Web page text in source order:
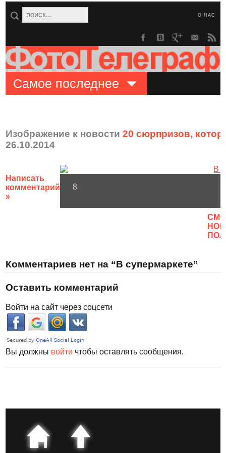
О НАС
Самое последнее
Изображение к новости20 сюрпризов,
26.10.2014
Написать
комментарий
»
8
Комментариев нет на “В супермаркете”
Оставить комментарий
Войти на сайт через соцсети
Вы должны войти чтобы оставлять сообщения.